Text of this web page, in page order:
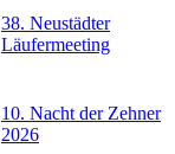
38. Neustädter
Läufermeeting
10. Nacht der Zehner
2026